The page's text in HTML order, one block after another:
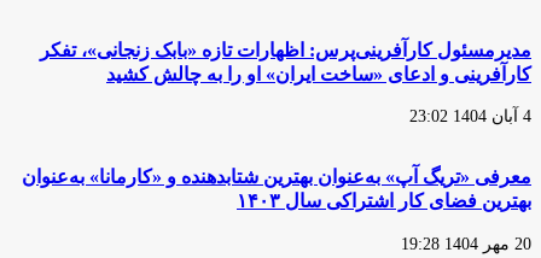
مدیرمسئول کارآفرینی‌پرس: اظهارات تازه «بابک زنجانی»، تفکر
کارآفرینی و ادعای «ساخت ایران» او را به چالش کشید
4 آبان 1404 23:02
معرفی «تریگ آپ» به‌عنوان بهترین شتابدهنده و «کارمانا» به‌عنوان
بهترین فضای کار اشتراکی سال ۱۴۰۳
20 مهر 1404 19:28